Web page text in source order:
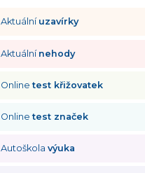
Aktuální uzavírky
Aktuální nehody
Onlinetest křižovatek
Onlinetest značek
Autoškolavýuka